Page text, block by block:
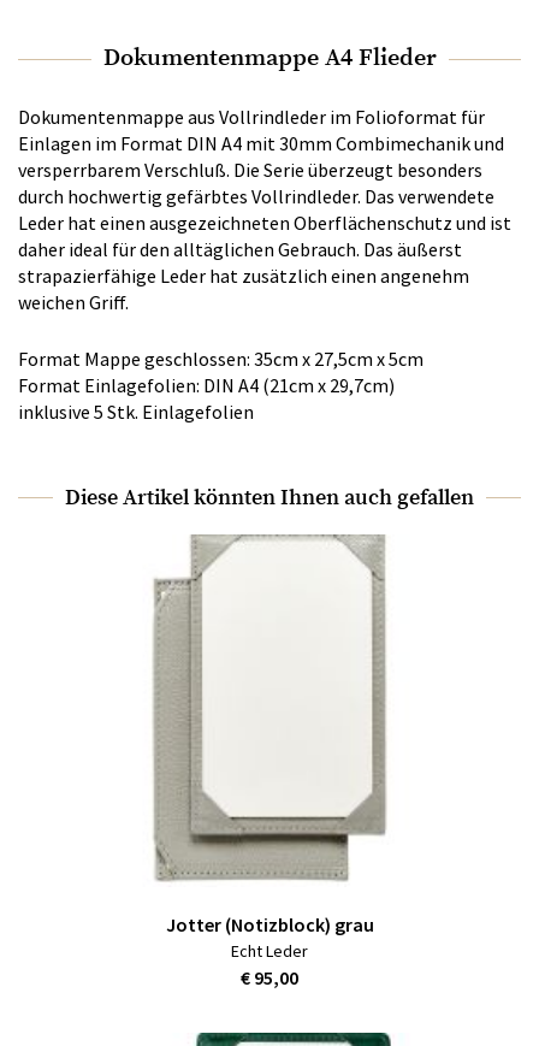
Dokumentenmappe A4 Flieder
Dokumentenmappe aus Vollrindleder im Folioformat für
Einlagen im Format DIN A4 mit 30mm Combimechanik und
versperrbarem Verschluß. Die Serie überzeugt besonders
durch hochwertig gefärbtes Vollrindleder. Das verwendete
Leder hat einen ausgezeichneten Oberflächenschutz und ist
daher ideal für den alltäglichen Gebrauch. Das äußerst
strapazierfähige Leder hat zusätzlich einen angenehm
weichen Griff.
Format Mappe geschlossen: 35cm x 27,5cm x 5cm
Format Einlagefolien: DIN A4 (21cm x 29,7cm)
inklusive 5 Stk. Einlagefolien
Diese Artikel könnten Ihnen auch gefallen
Jotter (Notizblock) grau
Echt Leder
€ 95,00